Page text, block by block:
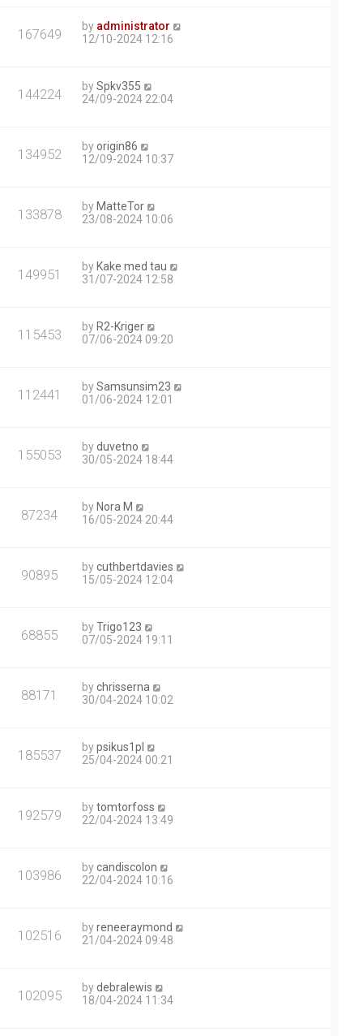
167649 by administrator
12/10-2024 12:16
144224 bySpkv355
24/09-2024 22:04
134952 byorigin86
12/09-2024 10:37
133878 by MatteTor
23/08-2024 10:06
149951 by Kake med tau
31/07-2024 12:58
115453 by R2-Kriger
07/06-2024 09:20
112441 bySamsunsim23
01/06-2024 12:01
155053 byduvetno
30/05-2024 18:44
87234 by Nora M
16/05-2024 20:44
90895 bycuthbertdavies
15/05-2024 12:04
68855 byTrigo123
07/05-2024 19:11
88171 bychrisserna
30/04-2024 10:02
185537 bypsikus1pl
25/04-2024 00:21
192579 bytomtorfoss
22/04-2024 13:49
103986 bycandiscolon
22/04-2024 10:16
102516 byreneeraymond
21/04-2024 09:48
102095 bydebralewis
18/04-2024 11:34